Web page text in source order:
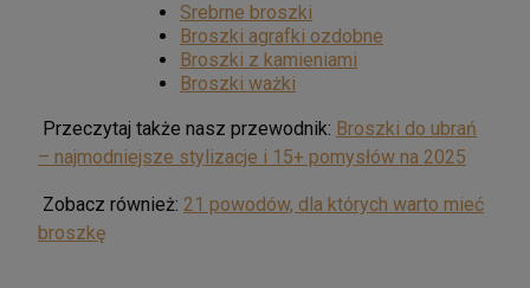
Srebrne broszki
Broszki agrafki ozdobne
Broszki z kamieniami
Broszki ważki
Przeczytaj także nasz przewodnik: Broszki do ubrań
– najmodniejsze stylizacje i 15+ pomysłów na 2025
Zobacz również: 21 powodów, dla których warto mieć
broszkę